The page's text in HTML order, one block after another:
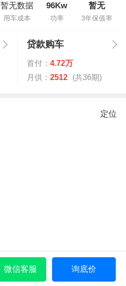
暂无数据
用车成本
96Kw
功率
暂无
3年保值率
贷款购车
首付： 4.72万
月供： 2512 (共36期)
定位
微信客服 询底价